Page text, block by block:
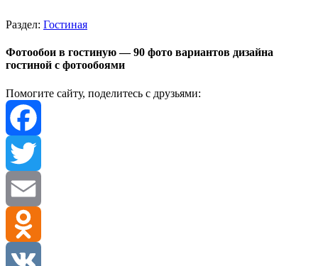
Раздел: Гостиная
Фотообои в гостиную — 90 фото вариантов дизайна
гостиной с фотообоями
Помогите сайту, поделитесь с друзьями:
Facebook
Twitter
Email
Odnoklassniki